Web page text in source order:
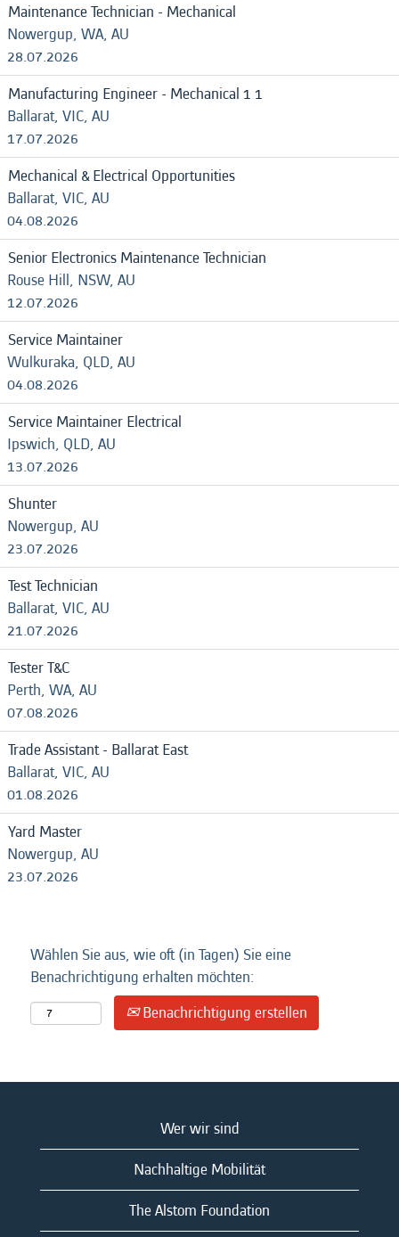
Maintenance Technician - Mechanical
Nowergup, WA, AU
28.07.2026
Manufacturing Engineer - Mechanical 1 1
Ballarat, VIC, AU
17.07.2026
Mechanical & Electrical Opportunities
Ballarat, VIC, AU
04.08.2026
Senior Electronics Maintenance Technician
Rouse Hill, NSW, AU
12.07.2026
Service Maintainer
Wulkuraka, QLD, AU
04.08.2026
Service Maintainer Electrical
Ipswich, QLD, AU
13.07.2026
Shunter
Nowergup, AU
23.07.2026
Test Technician
Ballarat, VIC, AU
21.07.2026
Tester T&C
Perth, WA, AU
07.08.2026
Trade Assistant - Ballarat East
Ballarat, VIC, AU
01.08.2026
Yard Master
Nowergup, AU
23.07.2026
Wählen Sie aus, wie oft (in Tagen) Sie eine
Benachrichtigung erhalten möchten:
Benachrichtigung erstellen
Wer wir sind
Nachhaltige Mobilität
The Alstom Foundation